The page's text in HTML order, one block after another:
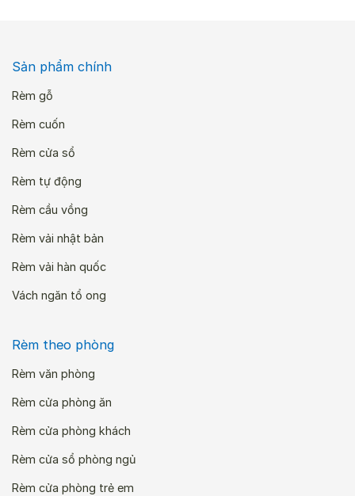
Sản phẩm chính
Rèm gỗ
Rèm cuốn
Rèm cửa sổ
Rèm tự động
Rèm cầu vồng
Rèm vải nhật bản
Rèm vải hàn quốc
Vách ngăn tổ ong
Rèm theo phòng
Rèm văn phòng
Rèm cửa phòng ăn
Rèm cửa phòng khách
Rèm cửa sổ phòng ngủ
Rèm cửa phòng trẻ em